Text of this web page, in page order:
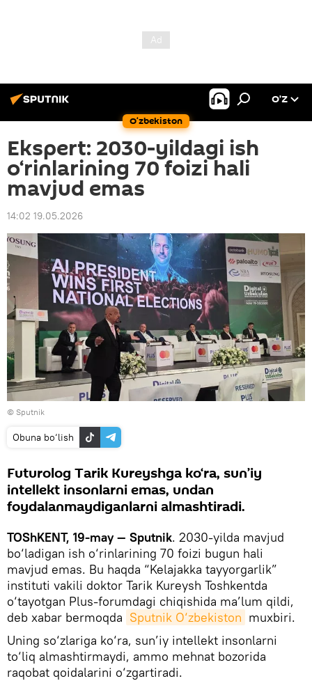
O‘zbekiston
O’Z
Ekspert: 2030-yildagi ish
o‘rinlarining 70 foizi hali
mavjud emas
14:02 19.05.2026
© Sputnik
Obuna bo‘lish
Futurolog Tarik Kureyshga ko‘ra, sun’iy
intellekt insonlarni emas, undan
foydalanmaydiganlarni almashtiradi.
TOShKENT, 19-may — Sputnik. 2030-yilda mavjud
bo‘ladigan ish o‘rinlarining 70 foizi bugun hali
mavjud emas. Bu haqda “Kelajakka tayyorgarlik”
instituti vakili doktor Tarik Kureysh Toshkentda
o‘tayotgan Plus-forumdagi chiqishida ma’lum qildi,
deb xabar bermoqda Sputnik O‘zbekiston muxbiri.
Uning so‘zlariga ko‘ra, sun’iy intellekt insonlarni
to‘liq almashtirmaydi, ammo mehnat bozorida
raqobat qoidalarini o‘zgartiradi.